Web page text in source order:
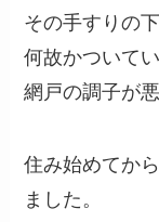
その手すりの
何故かついてい
網戸の調子が
住み始めてか
ました。